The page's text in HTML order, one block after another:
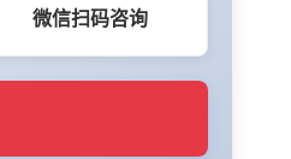
微信扫码咨询